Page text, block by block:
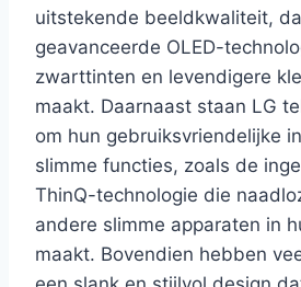
uitstekende beeldkwaliteit,
geavanceerde OLED-
zwarttinten en levendigere
maakt. Daarnaast staan LG
om hun gebruiksvriendelijke
slimme functies, zoals de
ThinQ-technologie die
andere slimme apparaten in
maakt. Bovendien hebben